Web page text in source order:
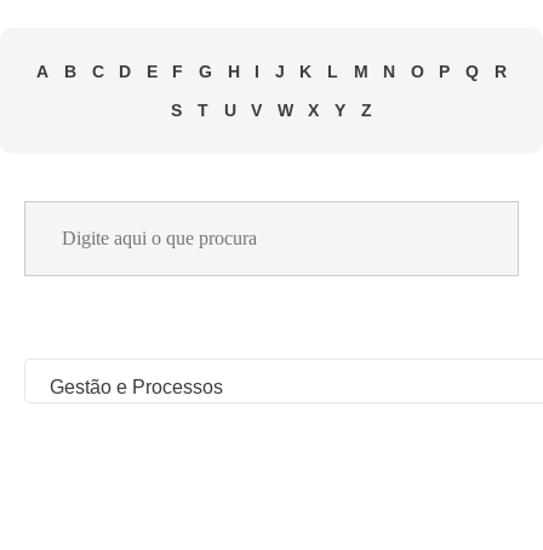
A B C D E F G H I J K L M N O P Q
R
S
T U V W X Y Z
Search
Gestão e Processos